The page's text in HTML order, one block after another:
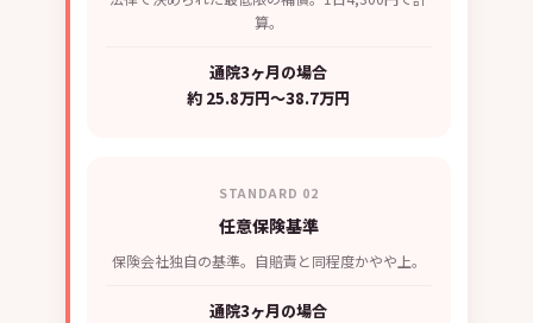
算。
通院3ヶ月の場合
約 25.8万円〜38.7万円
STANDARD 02
任意保険基準
保険会社独自の基準。自賠責と同程度かやや上。
通院3ヶ月の場合